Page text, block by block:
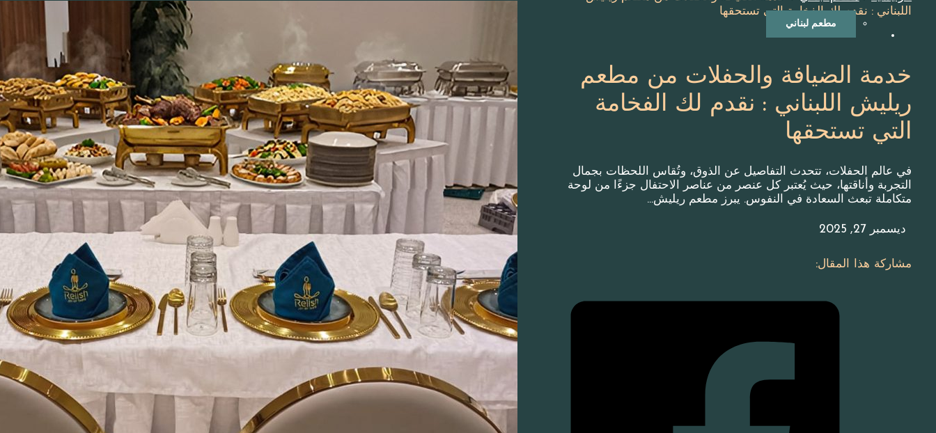
اللبناني : نقدم لك الفخامة التي تستحقها
مطعم لبناني
خدمة الضيافة والحفلات من مطعم
ريليش اللبناني : نقدم لك الفخامة
التي تستحقها
في عالم الحفلات، تتحدث التفاصيل عن الذوق، وتُقاس اللحظات بجمال
التجربة وأناقتها، حيث يُعتبر كل عنصر من عناصر الاحتفال جزءًا من لوحة
متكاملة تبعث السعادة في النفوس. يبرز مطعم ريليش…
ديسمبر 27, 2025
مشاركة هذا المقال: